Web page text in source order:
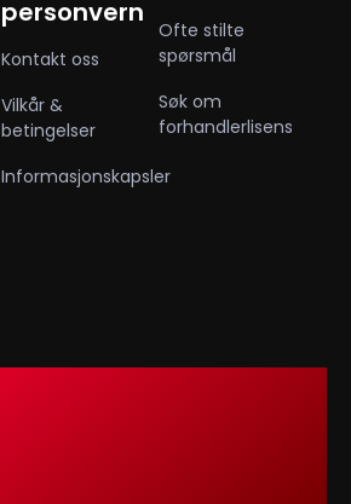
personvern
Kontakt oss
Vilkår &
betingelser
Informasjonskapsler
Ofte stilte
spørsmål
Søk om
forhandlerlisens